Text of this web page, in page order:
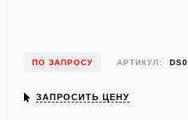
ПО ЗАПРОСУ АРТИКУЛ:
ЗАПРОСИТЬ ЦЕНУ